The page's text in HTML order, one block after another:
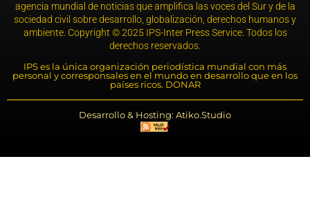
agencia mundial de noticias que amplifica las voces del Sur y de la
sociedad civil sobre desarrollo, globalización, derechos humanos y
ambiente. Copyright © 2025 IPS-Inter Press Service. Todos los
derechos reservados.
IPS es la única organización periodística mundial con más
personal y corresponsales en el mundo en desarrollo que en los
países ricos. DONAR
Desarrollo & Hosting: Atiko.Studio